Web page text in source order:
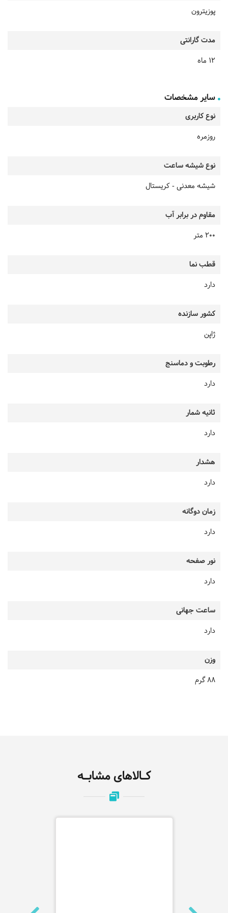
پوزیترون
مدت گارانتی
12 ماه
سایر مشخصات
نوع کاربری
روزمره
نوع شیشه ساعت
شیشه معدنی - کریستال
مقاوم در برابر آب
200 متر
قطب نما
دارد
کشور سازنده
ژاپن
رطوبت و دماسنج
دارد
ثانیه شمار
دارد
هشدار
دارد
زمان دوگانه
دارد
نور صفحه
دارد
ساعت جهانی
دارد
وزن
88 گرم
کـالاهای مشابـه